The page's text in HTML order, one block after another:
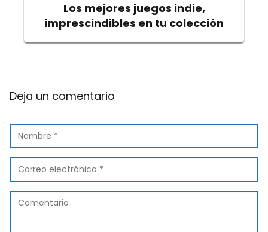
Los mejores juegos indie,
imprescindibles en tu colección
Deja un comentario